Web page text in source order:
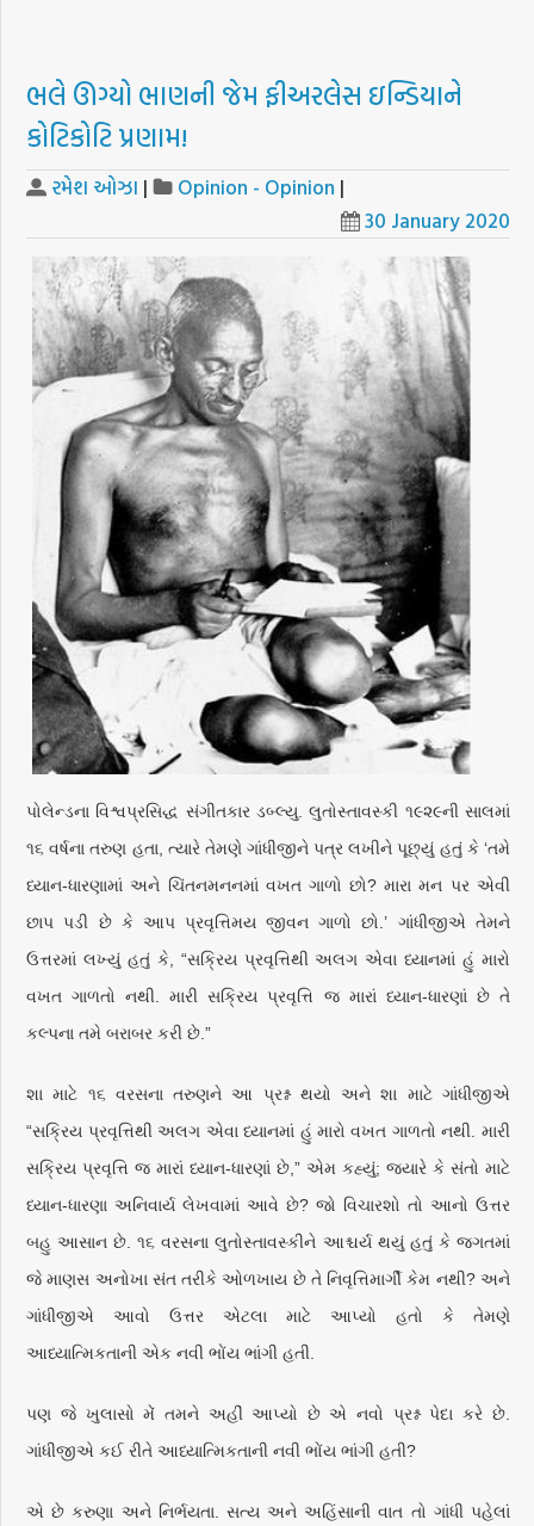
ભલે ઊગ્યો ભાણની જેમ ફીઅરલેસ ઇન્ડિયાને
કોટિકોટિ પ્રણામ!
રમેશ ઓઝા | Opinion - Opinion |
30 January 2020
પોલેન્ડના વિશ્વપ્રસિદ્ધ સંગીતકાર ડબ્લ્યુ. લુતોસ્તાવસ્કી ૧૯૨૯ની સાલમાં
૧૬ વર્ષના તરુણ હતા, ત્યારે તેમણે ગાંધીજીને પત્ર લખીને પૂછ્યું હતું કે ‘તમે
ધ્યાન-ધારણામાં અને ચિંતનમનનમાં વખત ગાળો છો? મારા મન પર એવી
છાપ પડી છે કે આપ પ્રવૃત્તિમય જીવન ગાળો છો.’ ગાંધીજીએ તેમને
ઉત્તરમાં લખ્યું હતું કે, “સક્રિય પ્રવૃત્તિથી અલગ એવા ધ્યાનમાં હું મારો
વખત ગાળતો નથી. મારી સક્રિય પ્રવૃત્તિ જ મારાં ધ્યાન-ધારણાં છે તે
કલ્પના તમે બરાબર કરી છે.”
શા માટે ૧૬ વરસના તરુણને આ પ્રશ્ન થયો અને શા માટે ગાંધીજીએ
“સક્રિય પ્રવૃત્તિથી અલગ એવા ધ્યાનમાં હું મારો વખત ગાળતો નથી. મારી
સક્રિય પ્રવૃત્તિ જ મારાં ધ્યાન-ધારણાં છે,” એમ કહ્યું; જ્યારે કે સંતો માટે
ધ્યાન-ધારણા અનિવાર્ય લેખવામાં આવે છે? જો વિચારશો તો આનો ઉત્તર
બહુ આસાન છે. ૧૬ વરસના લુતોસ્તાવસ્કીને આશ્ચર્ય થયું હતું કે જગતમાં
જે માણસ અનોખા સંત તરીકે ઓળખાય છે તે નિવૃત્તિમાર્ગી કેમ નથી? અને
ગાંધીજીએ આવો ઉત્તર એટલા માટે આપ્યો હતો કે તેમણે
આધ્યાત્મિકતાની એક નવી ભોંય ભાંગી હતી.
પણ જે ખુલાસો મેં તમને અહીં આપ્યો છે એ નવો પ્રશ્ન પેદા કરે છે.
ગાંધીજીએ કઈ રીતે આધ્યાત્મિકતાની નવી ભોંય ભાંગી હતી?
એ છે કરુણા અને નિર્ભયતા. સત્ય અને અહિંસાની વાત તો ગાંધી પહેલાં